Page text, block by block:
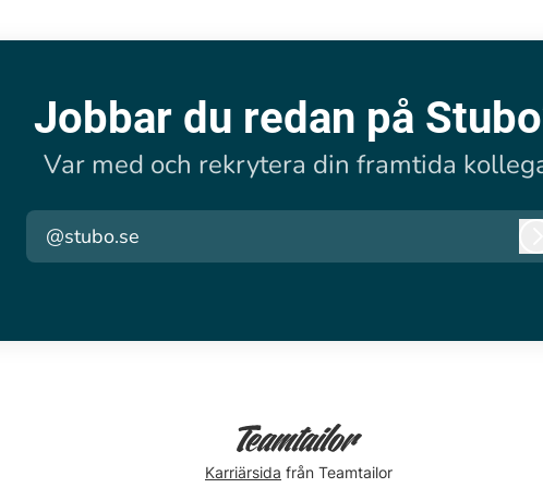
Jobbar du redan på
Var med och rekrytera din framtida
@stubo.se
Karriärsida från Teamtailor